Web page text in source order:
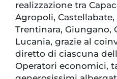
realizzazione tra
Agropoli,
Trentinara, Giungano,
Lucania, grazie al
diretto di ciascuna
Operatori economici,